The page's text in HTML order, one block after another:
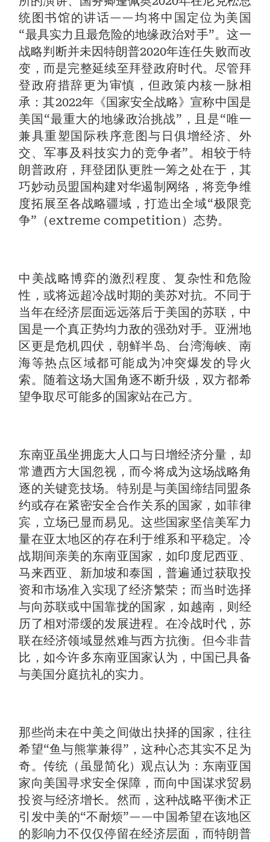
统图书馆的讲话——均将中国定位为美国
“最具实力且最危险的地缘政治对手”。这一
战略判断并未因特朗普2020年连任失败而改
变，而是完整延续至拜登政府时代。尽管拜
登政府措辞更为审慎，但政策内核一脉相
承：其2022年《国家安全战略》宣称中国是
美国“最重大的地缘政治挑战”，且是“唯一
兼具重塑国际秩序意图与日俱增经济、外
交、军事及科技实力的竞争者”。相较于特
朗普政府，拜登团队更胜一筹之处在于，其
巧妙动员盟国构建对华遏制网络，将竞争维
度拓展至各战略疆域，打造出全域“极限竞
争”（extreme competition）态势。
中美战略博弈的激烈程度、复杂性和危险
性，或将远超冷战时期的美苏对抗。不同于
当年在经济层面远远落后于美国的苏联，中
国是一个真正势均力敌的强劲对手。亚洲地
区更是危机四伏，朝鲜半岛、台湾海峡、南
海等热点区域都可能成为冲突爆发的导火
索。随着这场大国角逐不断升级，双方都希
望争取尽可能多的国家站在己方。
东南亚虽坐拥庞大人口与日增经济分量，却
常遭西方大国忽视，而今将成为这场战略角
逐的关键竞技场。特别是与美国缔结同盟条
约或存在紧密安全合作关系的国家，如菲律
宾，立场已显而易见。这些国家坚信美军力
量在亚太地区的存在利于维系和平稳定。冷
战期间亲美的东南亚国家，如印度尼西亚、
马来西亚、新加坡和泰国，普遍通过获取投
资和市场准入实现了经济繁荣；而当时选择
与向苏联或中国靠拢的国家，如越南，则经
历了相对滞缓的发展进程。在冷战时代，苏
联在经济领域显然难与西方抗衡。但今非昔
比，如今许多东南亚国家认为，中国已具备
与美国分庭抗礼的实力。
那些尚未在中美之间做出抉择的国家，往往
希望“鱼与熊掌兼得”，这种心态其实不足为
奇。传统（虽显简化）观点认为：东南亚国
家向美国寻求安全保障，而向中国谋求贸易
投资与经济增长。然而，这种战略平衡术正
引发中美的“不耐烦”——中国希望在该地区
的影响力不仅仅停留在经济层面，而特朗普